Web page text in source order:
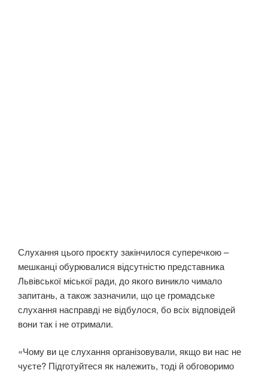
Слухання цього проєкту закінчилося суперечкою –
мешканці обурювалися відсутністю представника
Львівської міської ради, до якого виникло чимало
запитань, а також зазначили, що це громадське
слухання насправді не відбулося, бо всіх відповідей
вони так і не отримали.
«Чому ви це слухання організовували, якщо ви нас не
чуєте? Підготуйтеся як належить, тоді й обговоримо